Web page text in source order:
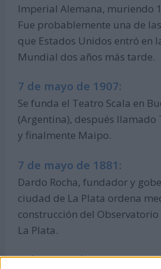
Imperial Alemana, muriendo
Fue probablemente una de
que Estados Unidos entró en
Mundial dos años más tarde.
7 de mayo de 1907:
Se funda el Teatro Scala en
(Argentina), después llamado
y finalmente Maipo.
7 de mayo de 1881:
Dardo Rocha, fundador y
ciudad de La Plata ordena
construcción del
La Plata.
7 de mayo de 1824: